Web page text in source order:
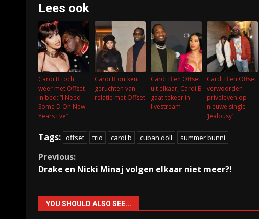
Lees ook
Cardi B toch
weer met Offset
in bed: “I Need
Some D On New
Years Eve”
Cardi B ontkent
geruchten van
relatie met Offset
Cardi B en Offset
uit elkaar, Cardi B
gaat tekeer in
livestream
Cardi B en Offset
verwoorden
priveleven op
nieuwe single
‘Jealousy’
Tags: offset trio cardi b cuban doll summer bunni
Continue
Previous:
Drake en Nicki Minaj volgen elkaar niet meer?!
YOU SHOULD ALSO SEE...